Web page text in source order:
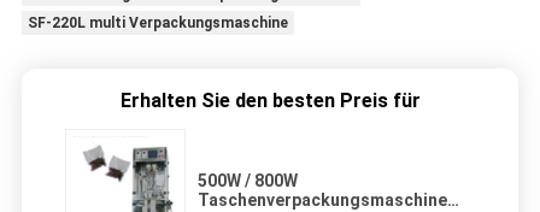
SF-220L multi Verpackungsmaschine
Erhalten Sie den besten Preis für
500W / 800W
Taschenverpackungsmaschine